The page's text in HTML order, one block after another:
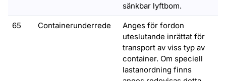
sänkbar lyftbom.
65 Containerunderrede
Anges för fordon
uteslutande inrättat för
transport av viss typ av
container. Om speciell
lastanordning finns